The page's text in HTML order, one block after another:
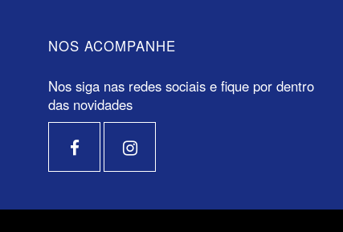
NOS ACOMPANHE
Nos siga nas redes sociais e fique por dentro
das novidades